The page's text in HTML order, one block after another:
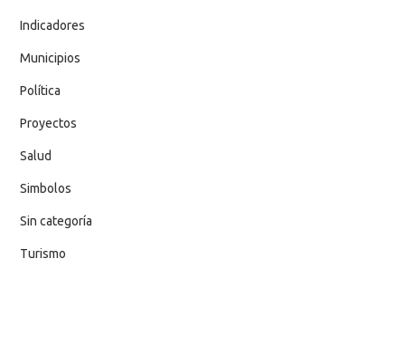
Indicadores
Municipios
Política
Proyectos
Salud
Simbolos
Sin categoría
Turismo